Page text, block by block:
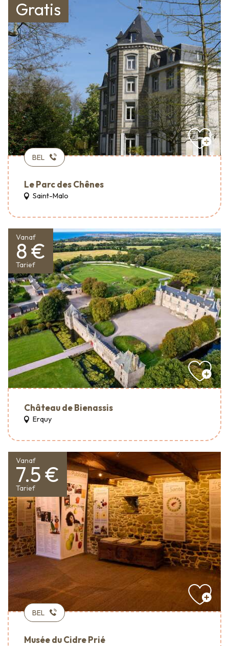
Gratis
BEL
Le Parc des Chênes
Saint-Malo
Vanaf
8 €
Tarief
Château de Bienassis
Erquy
Vanaf
7.5 €
Tarief
BEL
Musée du Cidre Prié